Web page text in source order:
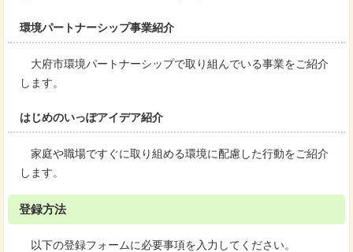
環境パートナーシップ事業紹介
大府市環境パートナーシップで取り組んでいる事業をご紹介
します。
はじめのいっぽアイデア紹介
家庭や職場ですぐに取り組める環境に配慮した行動をご紹介
します。
登録方法
以下の登録フォームに必要事項を入力してください。